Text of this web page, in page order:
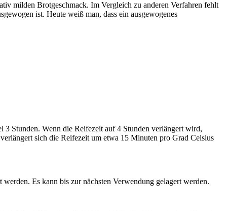
milden Brotgeschmack. Im Vergleich zu anderen Verfahren fehlt
ist. Heute weiß man, dass ein ausgewogenes
3 Stunden. Wenn die Reifezeit auf 4 Stunden verlängert wird,
sich die Reifezeit um etwa 15 Minuten pro Grad Celsius
Es kann bis zur nächsten Verwendung gelagert werden.